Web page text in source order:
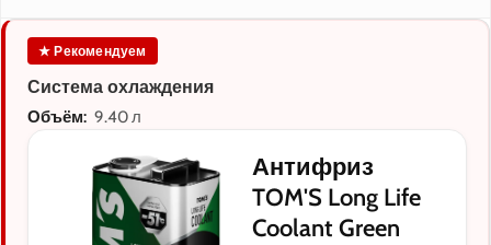
★ Рекомендуем
Система охлаждения
Объём: 9.40 л
Антифриз
TOM'S Long Life
Coolant Green